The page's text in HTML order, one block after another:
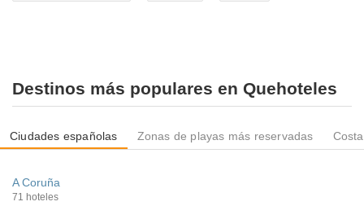
Destinos más populares en Quehoteles
Ciudades españolas Zonas de playas más reservadas
A Coruña
71 hoteles